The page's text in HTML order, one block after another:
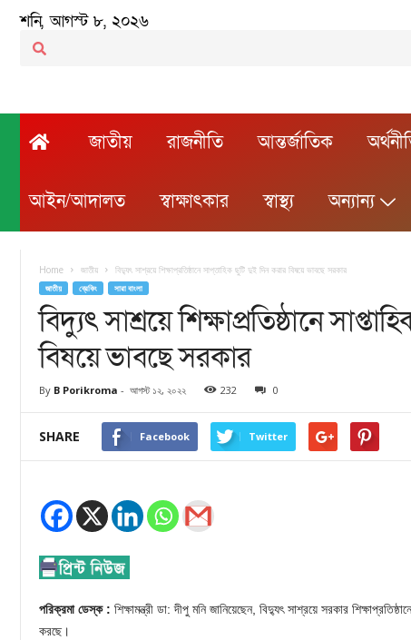
শনি, আগস্ট ৮, ২০২৬
জাতীয় রাজনীতি আন্তর্জাতিক
আইন/আদালত স্বাক্ষাৎকার স্বাস্থ্য অন্যান্য
Home জাতীয় বিদ্যুৎ সাশ্রয়ে শিক্ষাপ্রতিষ্ঠানে সাপ্তাহিক ছুটি দুই দিন করার বিষয়ে ভাবছে সরকার
জাতীয় ব্রেকিং সারা বাংলা
বিদ্যুৎ সাশ্রয়ে শিক্ষাপ্রতিষ্ঠানে
বিষয়ে ভাবছে সরকার
By B Porikroma - আগস্ট ১২, ২০২২ 232 0
SHARE Facebook Twitter
পরিক্রমা ডেস্ক : শিক্ষামন্ত্রী ডা: দীপু মনি জানিয়েছেন, বিদ্যুৎ সাশ্রয়ে সরকার
করছে।